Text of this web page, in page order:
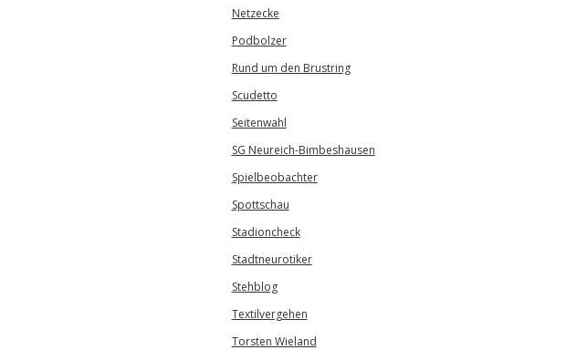
Netzecke
Podbolzer
Rund um den Brustring
Scudetto
Seitenwahl
SG Neureich-Bimbeshausen
Spielbeobachter
Spottschau
Stadioncheck
Stadtneurotiker
Stehblog
Textilvergehen
Torsten Wieland